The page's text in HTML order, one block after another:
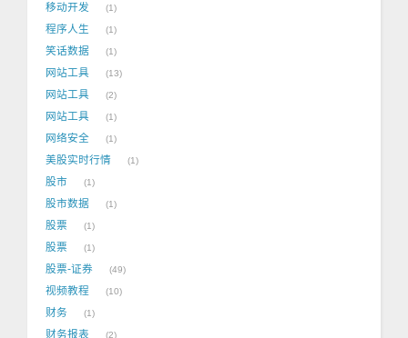
移动开发 1
程序人生 1
笑话数据 1
网站工具 13
网站工具 2
网站工具 1
网络安全 1
美股实时行情 1
股市 1
股市数据 1
股票 1
股票 1
股票-证券 49
视频教程 10
财务 1
财务报表 2